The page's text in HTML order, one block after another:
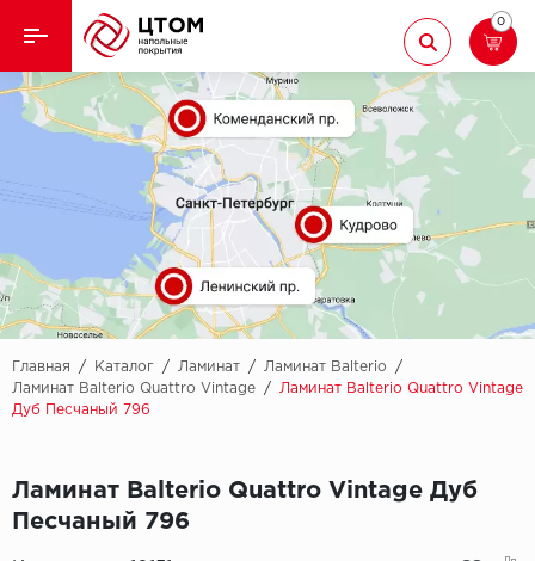
Назад
Кварцвиниловая плитка
Назад
Aberhof
Adelar
Alfa
AllureFloor
Alpine floor
Ламинат
Ковролин
Линолеум
Паркет
Паркетная доска
Подложка
0
Главная / Каталог / Ламинат / Ламинат Balterio
/
Ламинат Balterio Quattro Vintage
/
Ламинат Balterio Quattro Vintage
Дуб Песчаный 796
Ламинат Balterio Quattro Vintage Дуб
Песчаный 796